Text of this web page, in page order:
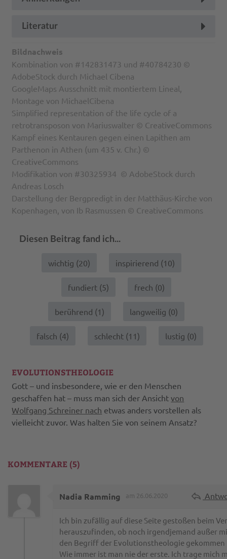
Literatur
Bildnachweis
Kombination von #142831473 und #40784230 ©
AdobeStock durch Michael Cibena
GoogleMaps Ausschnitt mit montiertem Lineal,
Montage von MichaelCibena
Simplified representation of the life cycle of a
retrotransposon von Mariuswalter © CreativeCommons
Kampf eines Kentauren gegen einen Lapithen am
Parthenon in Athen (um 435 v. Chr.) ©
CreativeCommons
Modifikation von #30325934 © AdobeStock durch
Andreas Losch
Darstellung der Bergpredigt in der Matthäus-Kirche von
Kopenhagen, von Ib Rasmussen © CreativeCommons
Diesen Beitrag fand ich...
wichtig (20) inspirierend (10)
fundiert (5) frech (0)
berührend (1) langweilig (0)
falsch (4) schlecht (11) lustig (0)
EVOLUTIONSTHEOLOGIE
Gott – und insbesondere, wie er den Menschen
geschaffen hat – muss man sich der Ansichtvon
Wolfgang Schreiner nach etwas anders vorstellen als
vielleicht zuvor. Was halten Sie von seinem Ansatz?
KOMMENTARE (5)
Nadia Ramming am 26.06.2020
Ich bin zufällig auf diese Seite gestoßen beim
herauszufinden, ob noch irgendjemand außer
den Begriff der Evolutionstheologie gekommen
Wie immer ist man nie der erste. Ich trage mich